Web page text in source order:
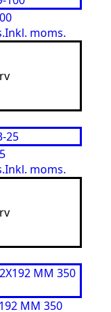
Inkl. moms.
Inkl. moms.
MM 350